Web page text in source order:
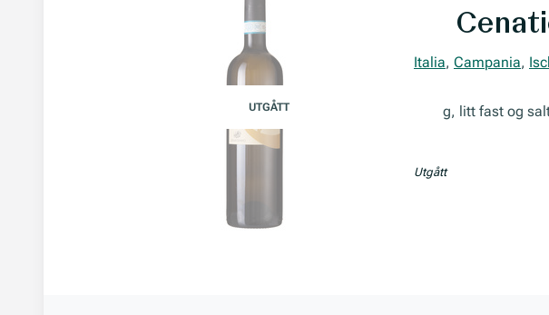
UTGÅTT
Italia, Campania,
Saftig, litt fast og
Utgått